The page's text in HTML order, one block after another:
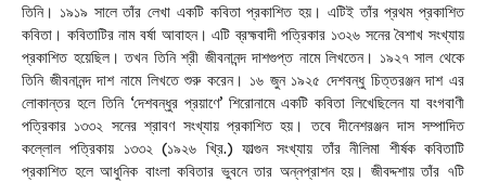
তিনি। ১৯১৯ সালে তাঁর লেখা একটি কবিতা প্রকাশিত হয়। এটিই তাঁর প্রথম প্রকাশিত
কবিতা। কবিতাটির নাম বর্ষা আবাহন। এটি ব্রহ্মবাদী পত্রিকার ১৩২৬ সনের বৈশাখ সংখ্যায়
প্রকাশিত হয়েছিল। তখন তিনি শ্রী জীবনানন্দ দাশগুপ্ত নামে লিখতেন। ১৯২৭ সাল থেকে
তিনি জীবনানন্দ দাশ নামে লিখতে শুরু করেন। ১৬ জুন ১৯২৫ দেশবন্ধু চিত্তরঞ্জন দাশ এর
লোকান্তর হলে তিনি ‘দেশবন্ধুর প্রয়াণে’ শিরোনামে একটি কবিতা লিখেছিলেন যা বংগবাণী
পত্রিকার ১৩৩২ সনের শ্রাবণ সংখ্যায় প্রকাশিত হয়। তবে দীনেশরঞ্জন দাস সম্পাদিত
কল্লোল পত্রিকায় ১৩৩২ (১৯২৬ খ্রি.) ফাল্গুন সংখ্যায় তাঁর নীলিমা শীর্ষক কবিতাটি
প্রকাশিত হলে আধুনিক বাংলা কবিতার ভুবনে তার অন্নপ্রাশন হয়। জীবদ্দশায় তাঁর ৭টি